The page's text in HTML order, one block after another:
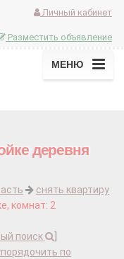
Личный кабинет
Разместить объявление
МЕНЮ
деревня
снять квартиру
комнат: 2
поиск
по